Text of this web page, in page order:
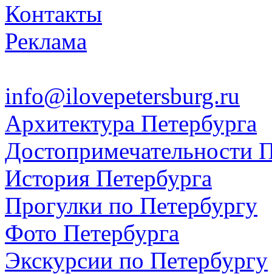
Контакты
Реклама
info@ilovepetersburg.ru
Архитектура Петербурга
Достопримечательности
История Петербурга
Прогулки по Петербургу
Фото Петербурга
Экскурсии по Петербургу